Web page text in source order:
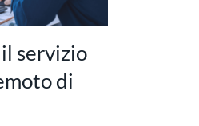
servizio
di